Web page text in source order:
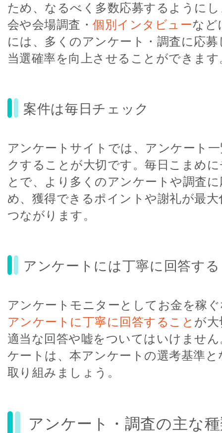
ため、なるべく多数応募するように
会や会場調査・個別インタビューなど
には、多くのアンケート・調査に応
当選確率を向上させることができます
案件は毎日チェック
アンケートサイトでは、アンケート
クすることが大切です。毎日こまめ
とで、より多くのアンケートや調査
め、獲得できるポイントや謝礼が最
つながります。
アンケートには丁寧に回答する
アンケートモニターとしてお金を稼
アンケートに丁寧に回答すること が
適当な回答や嘘をついてはいけませ
ケートは、本アンケートの選考基準
取り組みましょう。
アンケート・調査の主な